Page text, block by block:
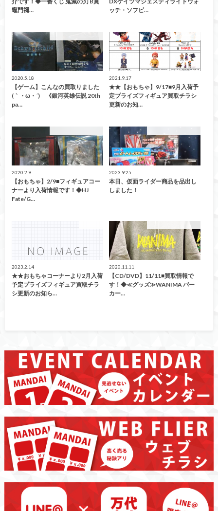
竈門禰…
ッチ・ソフビ…
2020.5.18
【ゲーム】こんなの買取りました
(｀・ω・´)ゞ《銀河英雄伝説 20th
pa…
買取情報
2021.9.17
★★【おもちゃ】9/17■9月入荷予
定プライズフィギュア買取チラシ
更新のお知…
2020.2.9
【おもちゃ】2/9■フィギュアコー
ナーより入荷情報です！◆HJ
Fate/G…
2023.9.25
本日、仮面ライダー商品を品出し
しました！
2023.2.14
★★おもちゃコーナーより2月入荷
予定プライズフィギュア買取チラ
シ更新のお知ら…
2020.11.11
【CD/DVD】11/11■買取情報で
す！◆≪グッズ≫WANIMA パー
カー…